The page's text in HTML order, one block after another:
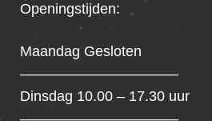
Openingstijden:
Maandag Gesloten
———————————
Dinsdag 10.00 – 17.30 uur